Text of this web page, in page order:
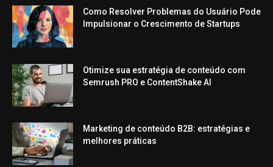
Como Resolver Problemas do Usuário Pode
Impulsionar o Crescimento de Startups
Otimize sua estratégia de conteúdo com
Semrush PRO e ContentShake AI
Marketing de conteúdo B2B: estratégias e
melhores práticas